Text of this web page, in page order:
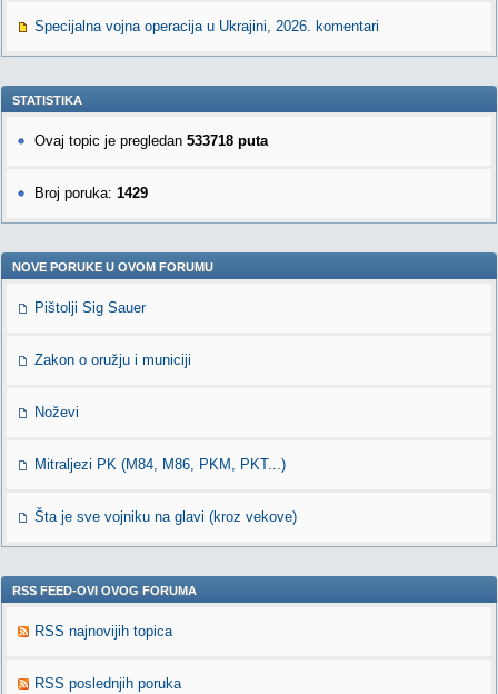
Specijalna vojna operacija u Ukrajini, 2026. komentari
STATISTIKA
Ovaj topic je pregledan 533718 puta
Broj poruka: 1429
NOVE PORUKE U OVOM FORUMU
Pištolji Sig Sauer
Zakon o oružju i municiji
Noževi
Mitraljezi PK (M84, M86, PKM, PKT...)
Šta je sve vojniku na glavi (kroz vekove)
RSS FEED-OVI OVOG FORUMA
RSS najnovijih topica
RSS poslednjih poruka